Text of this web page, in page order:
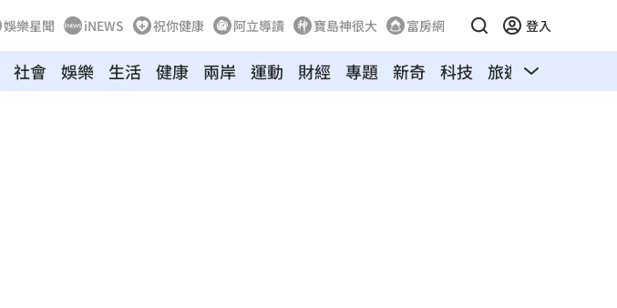
娛樂星聞 iNEWS 祝你健康 阿立導讀 寶島神很大 富房網 登入
社會 娛樂 生活 健康 兩岸 運動 財經 專題 新奇 科技 旅遊 汽車